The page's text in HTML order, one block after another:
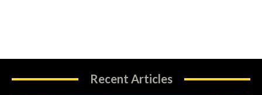
Recent Articles